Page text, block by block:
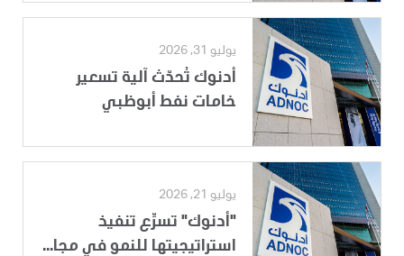
يوليو 31, 2026
أدنوك تُحدّث آلية تسعير
خامات نفط أبوظبي
يوليو 21, 2026
"أدنوك" تسرِّع تنفيذ
استراتيجيتها للنمو في مجا...